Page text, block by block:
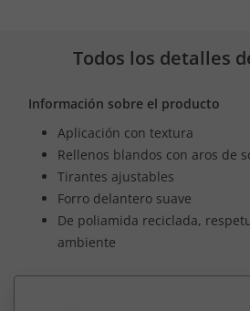
Todos los detalles
Información sobre el producto
Aplicación con textura
Rellenos blandos con aros de
Tirantes ajustables
Forro delantero suave
De poliamida reciclada,
ambiente